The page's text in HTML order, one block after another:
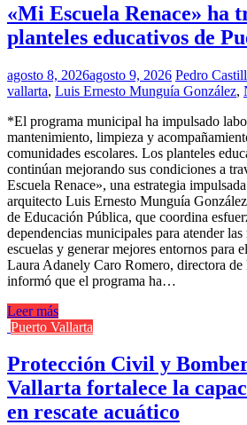
«Mi Escuela Renace» ha
planteles educativos de
agosto 8, 2026agosto 9, 2026 Pedro
vallarta, Luis Ernesto Munguía González,
*El programa municipal ha impulsado
mantenimiento, limpieza y
comunidades escolares. Los planteles
continúan mejorando sus condiciones a
Escuela Renace», una estrategia
arquitecto Luis Ernesto Munguía
de Educación Pública, que coordina
dependencias municipales para atender las
escuelas y generar mejores entornos para
Laura Adanely Caro Romero, directora de
informó que el programa ha…
Leer más
Puerto Vallarta
Protección Civil y
Vallarta fortalece la
en rescate acuático